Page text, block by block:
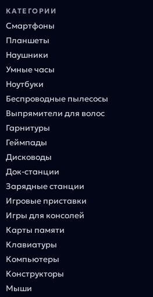
КАТЕГОРИИ
Смартфоны
Планшеты
Наушники
Умные часы
Ноутбуки
Беспроводные пылесосы
Выпрямители для волос
Гарнитуры
Геймпады
Дисководы
Док-станции
Зарядные станции
Игровые приставки
Игры для консолей
Карты памяти
Клавиатуры
Компьютеры
Конструкторы
Мыши